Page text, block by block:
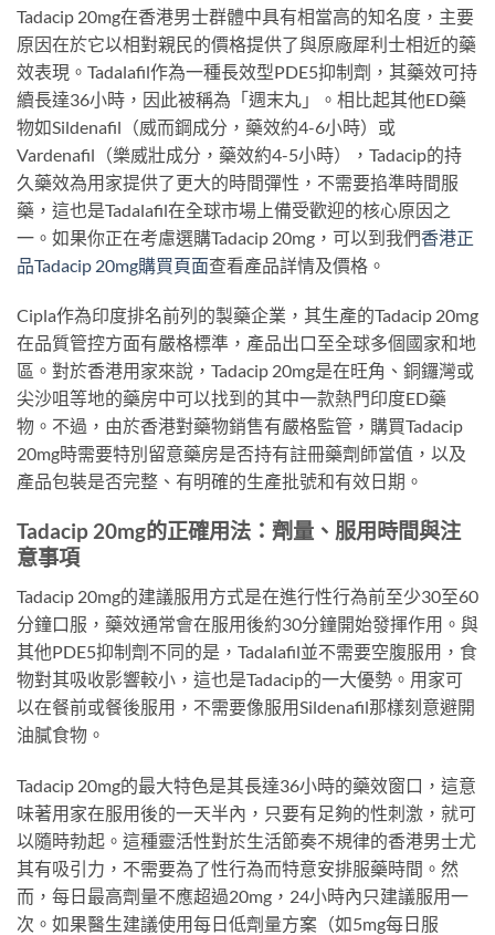
Tadacip 20mg在香港男士群體中具有相當高的知名度，主要
原因在於它以相對親民的價格提供了與原廠犀利士相近的藥
效表現。Tadalafil作為一種長效型PDE5抑制劑，其藥效可持
續長達36小時，因此被稱為「週末丸」。相比起其他ED藥
物如Sildenafil（威而鋼成分，藥效約4-6小時）或
Vardenafil（樂威壯成分，藥效約4-5小時），Tadacip的持
久藥效為用家提供了更大的時間彈性，不需要掐準時間服
藥，這也是Tadalafil在全球市場上備受歡迎的核心原因之
一。如果你正在考慮選購Tadacip 20mg，可以到我們香港正
品Tadacip 20mg購買頁面查看產品詳情及價格。
Cipla作為印度排名前列的製藥企業，其生產的Tadacip 20mg
在品質管控方面有嚴格標準，產品出口至全球多個國家和地
區。對於香港用家來說，Tadacip 20mg是在旺角、銅鑼灣或
尖沙咀等地的藥房中可以找到的其中一款熱門印度ED藥
物。不過，由於香港對藥物銷售有嚴格監管，購買Tadacip
20mg時需要特別留意藥房是否持有註冊藥劑師當值，以及
產品包裝是否完整、有明確的生產批號和有效日期。
Tadacip 20mg的正確用法：劑量、服用時間與注
意事項
Tadacip 20mg的建議服用方式是在進行性行為前至少30至60
分鐘口服，藥效通常會在服用後約30分鐘開始發揮作用。與
其他PDE5抑制劑不同的是，Tadalafil並不需要空腹服用，食
物對其吸收影響較小，這也是Tadacip的一大優勢。用家可
以在餐前或餐後服用，不需要像服用Sildenafil那樣刻意避開
油膩食物。
Tadacip 20mg的最大特色是其長達36小時的藥效窗口，這意
味著用家在服用後的一天半內，只要有足夠的性刺激，就可
以隨時勃起。這種靈活性對於生活節奏不規律的香港男士尤
其有吸引力，不需要為了性行為而特意安排服藥時間。然
而，每日最高劑量不應超過20mg，24小時內只建議服用一
次。如果醫生建議使用每日低劑量方案（如5mg每日服